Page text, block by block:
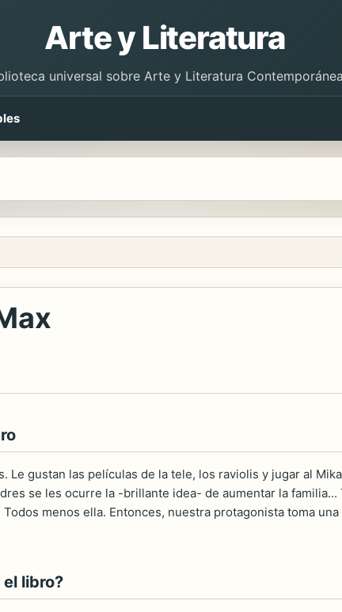
Arte y Literatura
universal sobre Arte y Literatura
Le gustan las películas de la tele, los raviolis y jugar al
se les ocurre la -brillante idea- de aumentar la
menos ella. Entonces, nuestra protagonista toma
libro?